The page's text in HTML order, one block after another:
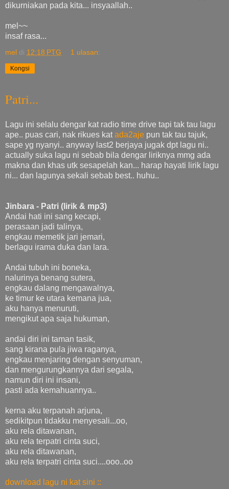
dikurniakan pada kita... insyaallah..
mel~~
insaf rasa...
mel di 12:18 PTG 1 ulasan:
Kongsi
Patri...
Lagu ini selalu dengar kat radio time drive tapi tak tau lagu
ape.. puas cari, nak rikues kat ada2aje pun tak tau tajuk,
sape yg nyanyi.. anyway last2 berjaya jugak dpt lagu ni..
actually suka lagu ni sebab bila dengar liriknya mmg ada
makna dan khas utk sesapelah kan... harap hayati lirik lagu
ni... dan lagunya sekali sebab best.. huhu..
Jinbara - Patri (lirik & mp3)
Andai hati ini sang kecapi,
perasaan jadi talinya,
engkau memetik jari jemari,
berlagu irama duka dan lara.
Andai tubuh ini boneka,
nalurinya benang sutera,
engkau dalang mengawalnya,
ke timur ke utara kemana jua,
aku hanya menuruti,
mengikut apa saja hukuman,
andai diri ini taman tasik,
sang kirana pula jiwa raganya,
engkau menjaring dengan senyuman,
dan mengurungkannya dari segala,
namun diri ini insani,
pasti ada kemahuannya..
kerna aku terpanah arjuna,
sedikitpun tidakku menyesali...oo,
aku rela ditawanan,
aku rela terpatri cinta suci,
aku rela ditawanan,
aku rela terpatri cinta suci....ooo..oo
download lagu ni kat sini ::